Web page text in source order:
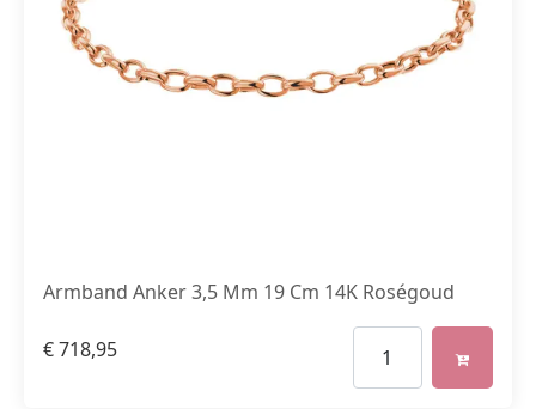
Armband Anker 3,5 Mm 19 Cm 14K Roségoud
€718,95